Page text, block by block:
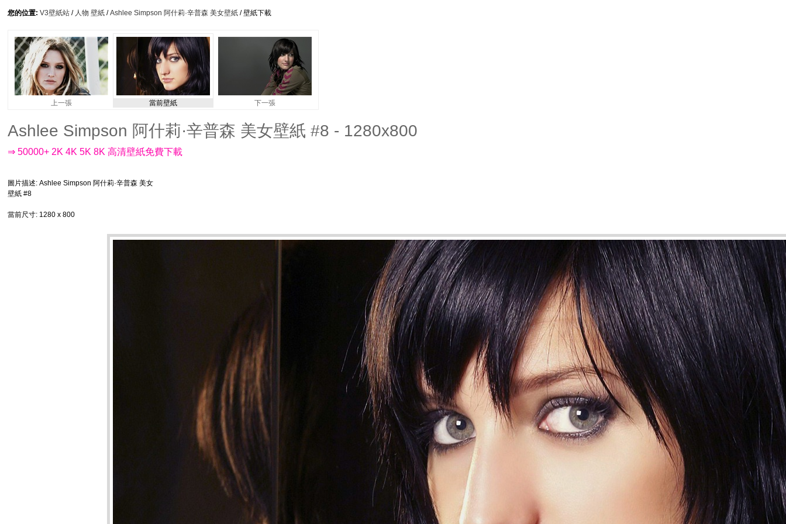
您的位置: V3壁紙站 / 人物 壁紙 /Ashlee Simpson 阿什莉·辛普森 美女壁紙 / 壁紙下載
上一張 當前壁紙 下一張
Ashlee Simpson 阿什莉·辛普森 美女壁紙 #8 - 1280x800
⇒ 50000+ 2K 4K 5K 8K 高清壁紙免費下載
圖片描述: Ashlee Simpson 阿什莉·辛普森 美女
壁紙 #8
當前尺寸: 1280 x 800